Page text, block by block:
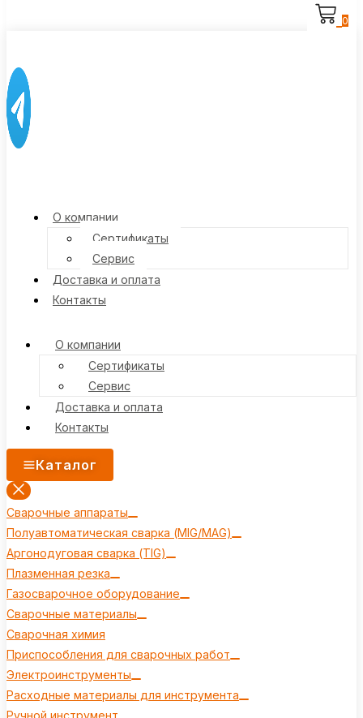
0
О компании
Сертификаты
Сервис
Доставка и оплата
Контакты
О компании
Сертификаты
Сервис
Доставка и оплата
Контакты
Каталог
Сварочные аппараты
Полуавтоматическая сварка (MIG/MAG)
Аргонодуговая сварка (TIG)
Плазменная резка
Газосварочное оборудование
Сварочные материалы
Сварочная химия
Приспособления для сварочных работ
Электроинструменты
Расходные материалы для инструмента
Ручной инструмент